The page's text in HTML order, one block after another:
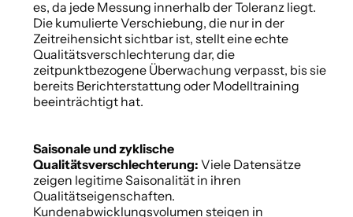
es, da jede Messung innerhalb der Toleranz liegt.
Die kumulierte Verschiebung, die nur in der
Zeitreihensicht sichtbar ist, stellt eine echte
Qualitätsverschlechterung dar, die
zeitpunktbezogene Überwachung verpasst, bis sie
bereits Berichterstattung oder Modelltraining
beeinträchtigt hat.
Saisonale und zyklische
Qualitätsverschlechterung: Viele Datensätze
zeigen legitime Saisonalität in ihren
Qualitätseigenschaften.
Kundenabwicklungsvolumen steigen in